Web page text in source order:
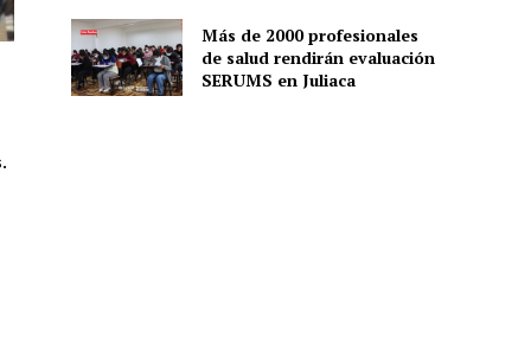
Más de 2000 profesionales
de salud rendirán evaluación
SERUMS en Juliaca